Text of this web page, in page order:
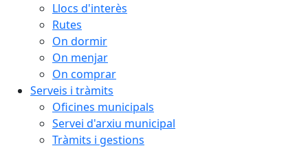
Llocs d'interès
Rutes
On dormir
On menjar
On comprar
Serveis i tràmits
Oficines municipals
Servei d'arxiu municipal
Tràmits i gestions